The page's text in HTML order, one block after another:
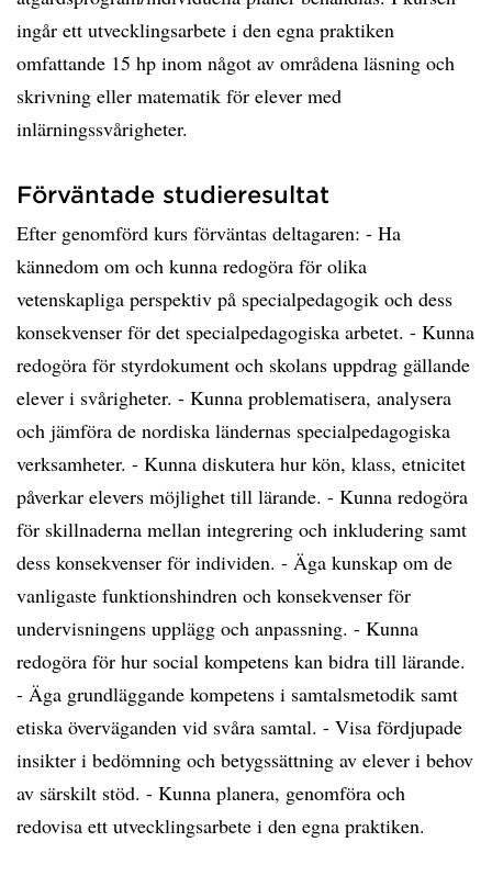
ingår ett utvecklingsarbete i den egna praktiken
omfattande 15 hp inom något av områdena läsning och
skrivning eller matematik för elever med
inlärningssvårigheter.
Förväntade studieresultat
Efter genomförd kurs förväntas deltagaren: - Ha
kännedom om och kunna redogöra för olika
vetenskapliga perspektiv på specialpedagogik och dess
konsekvenser för det specialpedagogiska arbetet. - Kunna
redogöra för styrdokument och skolans uppdrag gällande
elever i svårigheter. - Kunna problematisera, analysera
och jämföra de nordiska ländernas specialpedagogiska
verksamheter. - Kunna diskutera hur kön, klass, etnicitet
påverkar elevers möjlighet till lärande. - Kunna redogöra
för skillnaderna mellan integrering och inkludering samt
dess konsekvenser för individen. - Äga kunskap om de
vanligaste funktionshindren och konsekvenser för
undervisningens upplägg och anpassning. - Kunna
redogöra för hur social kompetens kan bidra till lärande.
- Äga grundläggande kompetens i samtalsmetodik samt
etiska överväganden vid svåra samtal. - Visa fördjupade
insikter i bedömning och betygssättning av elever i behov
av särskilt stöd. - Kunna planera, genomföra och
redovisa ett utvecklingsarbete i den egna praktiken.